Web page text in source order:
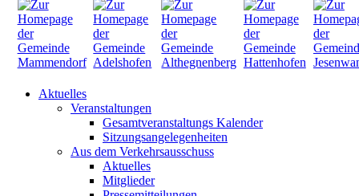
Aktuelles
Veranstaltungen
Gesamtveranstaltungs Kalender
Sitzungsangelegenheiten
Aus dem Verkehrsausschuss
Aktuelles
Mitglieder